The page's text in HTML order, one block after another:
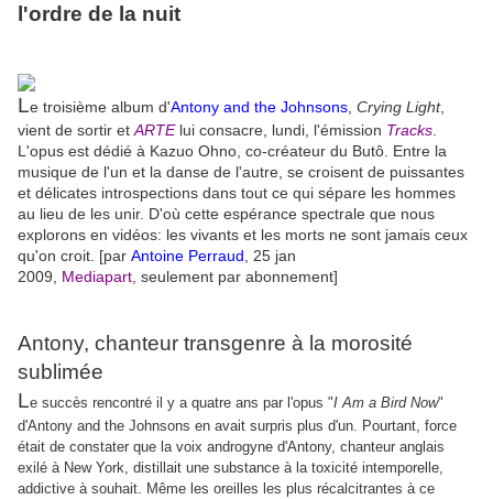
l'ordre de la nuit
Le troisième album d'Antony and the Johnsons Crying Light,
vient de sortir et ARTElui consacre, lundi, l'émission Tracks
L'opus est dédié à Kazuo Ohno, co-créateur du Butô. Entre la
musique de l'un et la danse de l'autre, se croisent de puissantes
et délicates introspections dans tout ce qui sépare les hommes
au lieu de les unir. D'où cette espérance spectrale que nous
explorons en vidéos: les vivants et les morts ne sont jamais ceux
qu'on croit. [par Antoine Perraud
25 jan
2009,
Mediapart , seulement par abonnement]
Antony, chanteur transgenre à la morosité
sublimée
Le succès rencontré il y a quatre ans par l'opus "I Am a Bird Now"
d'Antony and the Johnsons en avait surpris plus d'un. Pourtant, force
était de constater que la voix androgyne d'Antony, chanteur anglais
exilé à New York, distillait une substance à la toxicité intemporelle,
addictive à souhait. Même les oreilles les plus récalcitrantes à ce